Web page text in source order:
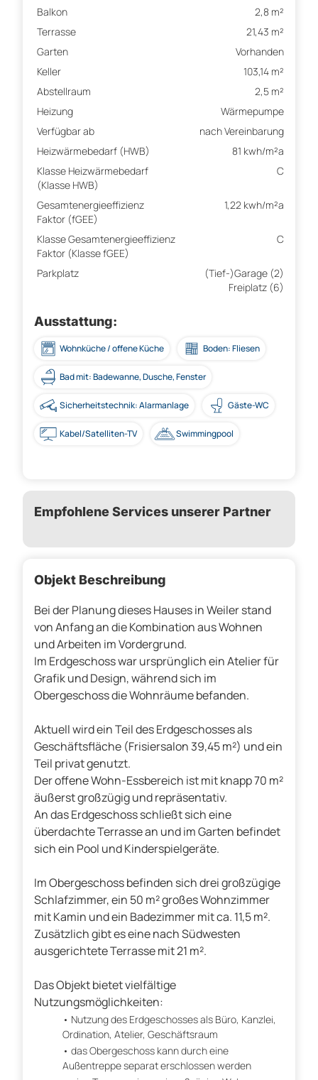
Balkon
2,8 m²
Terrasse
21,43 m²
Garten
Vorhanden
Keller
103,14 m²
Abstellraum
2,5 m²
Heizung
Wärmepumpe
Verfügbar ab
nach Vereinbarung
Heizwärmebedarf (HWB)
81 kwh/m²a
Klasse Heizwärmebedarf
(Klasse HWB)
C
Gesamtenergieeffizienz
Faktor (fGEE)
1,22 kwh/m²a
Klasse Gesamtenergieeffizienz
Faktor (Klasse fGEE)
C
Parkplatz
(Tief-)Garage (2)
Freiplatz (6)
Ausstattung:
Wohnküche / offene Küche Boden: Fliesen
Bad mit: Badewanne, Dusche, Fenster
Sicherheitstechnik: Alarmanlage Gäste-WC
Kabel/Satelliten-TV Swimmingpool
Empfohlene Services unserer Partner
Objekt Beschreibung
Bei der Planung dieses Hauses in Weiler stand
von Anfang an die Kombination aus Wohnen
und Arbeiten im Vordergrund.
Im Erdgeschoss war ursprünglich ein Atelier für
Grafik und Design, während sich im
Obergeschoss die Wohnräume befanden.
Aktuell wird ein Teil des Erdgeschosses als
Geschäftsfläche (Frisiersalon 39,45 m²) und ein
Teil privat genutzt.
Der offene Wohn-Essbereich ist mit knapp 70 m²
äußerst großzügig und repräsentativ.
An das Erdgeschoss schließt sich eine
überdachte Terrasse an und im Garten befindet
sich ein Pool und Kinderspielgeräte.
Im Obergeschoss befinden sich drei großzügige
Schlafzimmer, ein 50 m² großes Wohnzimmer
mit Kamin und ein Badezimmer mit ca. 11,5 m².
Zusätzlich gibt es eine nach Südwesten
ausgerichtete Terrasse mit 21 m².
Das Objekt bietet vielfältige
Nutzungsmöglichkeiten:
Nutzung des Erdgeschosses als Büro, Kanzlei,
Ordination, Atelier, Geschäftsraum
das Obergeschoss kann durch eine
Außentreppe separat erschlossen werden